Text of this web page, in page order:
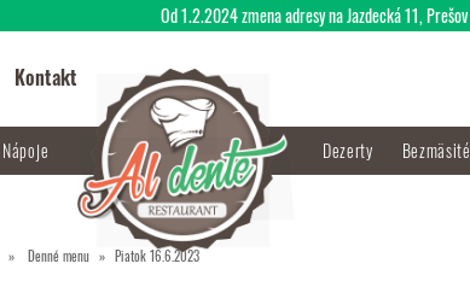
Denné menu Piatok 16.6.2023
Kontakt
Nápoje Dezerty Bezmäsité
Od 1.2.2024 zmena adresy na Jazdecká 11, Prešov